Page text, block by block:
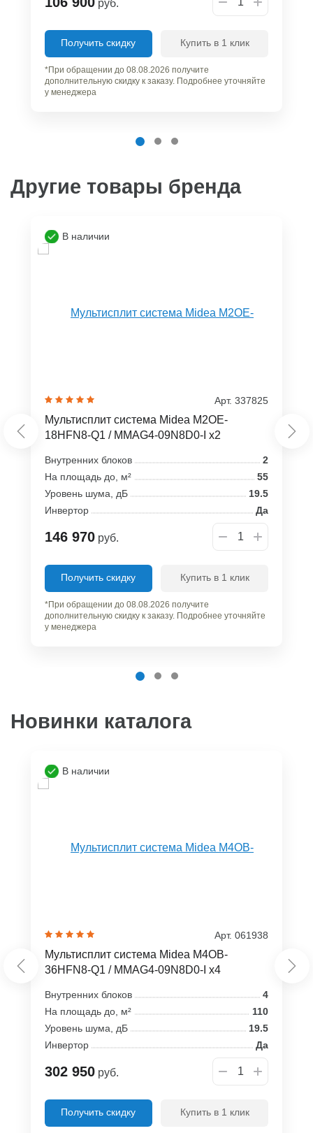
руб.
Получить скидку Купить в 1 клик
*При обращении до 08.08.2026 получите
дополнительную скидку к заказу. Подробнее уточняйте
у менеджера
Другие товары бренда
В наличии
Арт. 337825
Мультисплит система Midea M2OE-
18HFN8-Q1 / MMAG4-09N8D0-I x2
Внутренних блоков
2
На площадь до, м²
55
Уровень шума, дБ
19.5
Инвертор
Да
146 970 руб.
Получить скидку Купить в 1 клик
*При обращении до 08.08.2026 получите
дополнительную скидку к заказу. Подробнее уточняйте
у менеджера
Новинки каталога
В наличии
Арт. 061938
Мультисплит система Midea M4OB-
36HFN8-Q1 / MMAG4-09N8D0-I x4
Внутренних блоков
4
На площадь до, м²
110
Уровень шума, дБ
19.5
Инвертор
Да
302 950 руб.
Получить скидку Купить в 1 клик